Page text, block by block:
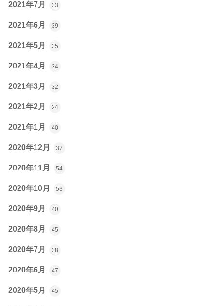
2021年7月 33
2021年6月 39
2021年5月 35
2021年4月 34
2021年3月 32
2021年2月 24
2021年1月 40
2020年12月 37
2020年11月 54
2020年10月 53
2020年9月 40
2020年8月 45
2020年7月 38
2020年6月 47
2020年5月 45